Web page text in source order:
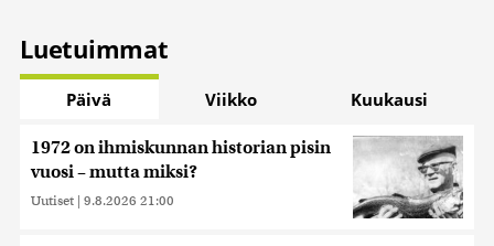
Luetuimmat
Päivä Viikko Kuukausi
1972 on ihmiskunnan historian pisin
vuosi – mutta miksi?
Uutiset | 9.8.2026 21:00